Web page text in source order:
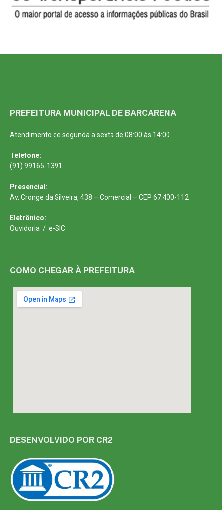
PREFEITURA MUNICIPAL DE BARCARENA
Atendimento de segunda a sexta de 08:00 às 14:00
Telefone:
(91) 99165-1391
Presencial:
Av. Cronge da Silveira, 438 – Comercial – CEP 67.400-112
Eletrônico:
Ouvidoria / e-SIC
COMO CHEGAR À PREFEITURA
DESENVOLVIDO POR CR2